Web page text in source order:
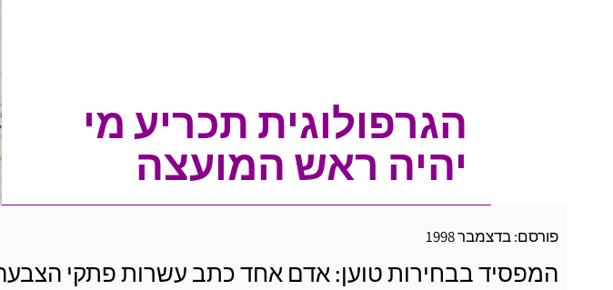
הגרפולוגית תכריע מי
יהיה ראש המועצה
פורסם: בדצמבר 1998
המפסיד בבחירות טוען: אדם אחד כתב עשרות פתקי